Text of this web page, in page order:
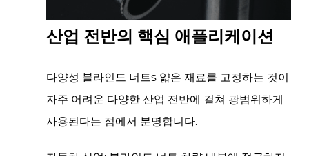
트
선
의
장
산업 전반의 핵심 애플리케이션
다양성 블라인드 너트s 얇은 재료를 고정하는 것이
자주 어려운 다양한 산업 전반에 걸쳐 광범위하게
사용된다는 점에서 분명합니다.